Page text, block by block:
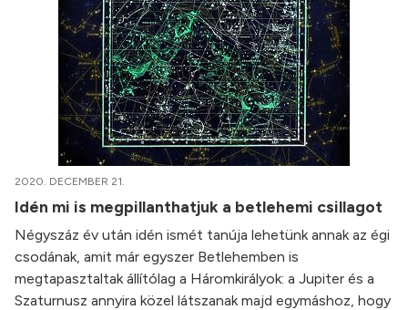
2020. DECEMBER 21.
Idén mi is megpillanthatjuk a betlehemi csillagot
Négyszáz év után idén ismét tanúja lehetünk annak az égi
csodának, amit már egyszer Betlehemben is
megtapasztaltak állítólag a Háromkirályok: a Jupiter és a
Szaturnusz annyira közel látszanak majd egymáshoz, hogy